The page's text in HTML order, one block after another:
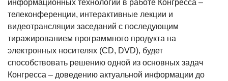
информационных технологий в работе Конгресса –
телеконференции, интерактивные лекции и
видеотрансляции заседаний с последующим
тиражированием программного продукта на
электронных носителях (CD, DVD), будет
способствовать решению одной из основных задач
Конгресса – доведению актуальной информации до